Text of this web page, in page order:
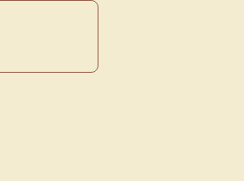
Novedad: Tu